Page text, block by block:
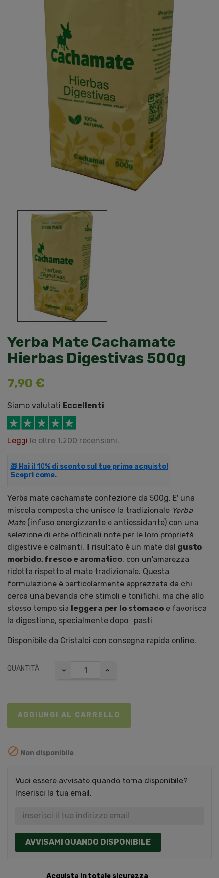
Yerba Mate Cachamate
Hierbas Digestivas 500g
7,90 €
Siamo valutati Eccellenti
Leggi le oltre 1.200 recensioni.
🎁 Hai il 10% di sconto sul tuo primo acquisto!
Scopri come.
Yerba mate cachamate confezione da 500g. E' una
miscela composta che unisce la tradizionale Yerba
Mate(infuso energizzante e antiossidante) con una
selezione di erbe officinali note per le loro proprietà
digestive e calmanti. Il risultato è un mate dal gusto
morbido, fresco e aromatico, con un'amarezza
ridotta rispetto al mate tradizionale. Questa
formulazione è particolarmente apprezzata da chi
cerca una bevanda che stimoli e tonifichi, ma che allo
stesso tempo sia leggera per lo stomaco e favorisca
la digestione, specialmente dopo i pasti.
Disponibile da Cristaldi con consegna rapida online.
QUANTITÀ
AGGIUNGI AL CARRELLO
 Non disponibile
Vuoi essere avvisato quando torna disponibile?
Inserisci la tua email.
AVVISAMI QUANDO DISPONIBILE
Acquista in totale sicurezza